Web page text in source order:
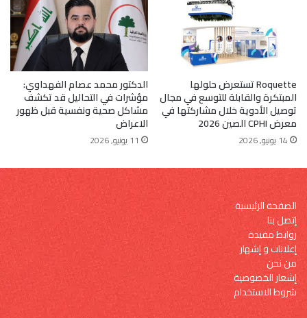
Roquette تستعرض حلولها
المبتكرة والقابلة للتوسع في مجال
توصيل الأدوية خلال مشاركتها في
معرض CPHI الصين 2026
14 يونيو, 2026
الدكتور محمد عصام الفهداوي:
مؤشرات في التحاليل قد تكشف
مشاكل صحية ونفسية قبل ظهور
الاعراض
11 يونيو, 2026
الصفحة الرئيسية
إتصل بنا
روابط مفيدة
إعلانات و إشهار
من نحن
إشعار الخصوصية
شروط الاستخدام